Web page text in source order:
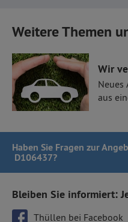
Weitere Themen
Wir
Neues
aus
Haben Sie Fragen zur
D106437?
Bleiben Sie informiert:
Thüllen bei Facebook